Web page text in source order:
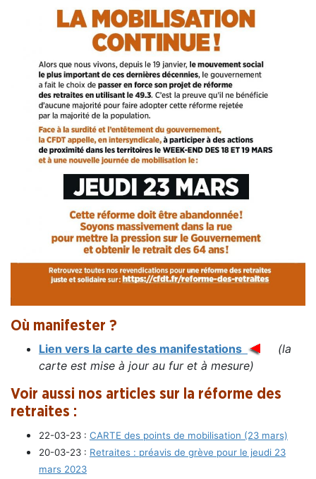
Où manifester ?
Lien vers la carte des manifestations
(la
carte est mise à jour au fur et à mesure)
Voir aussi nos articles sur la réforme des
retraites :
22-03-23 : CARTE des points de mobilisation (23 mars)
20-03-23 : Retraites : préavis de grève pour le jeudi 23
mars 2023